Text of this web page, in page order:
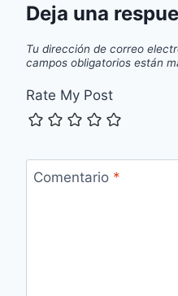
Deja una
Tu dirección de correo
campos obligatorios están
Rate My Post
Comentario *